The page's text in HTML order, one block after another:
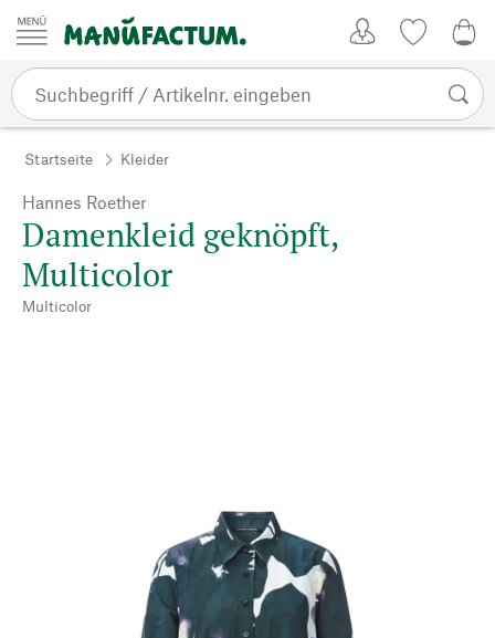
Zum Inhalt springen
Startseite Kleider
Hannes Roether
Damenkleid geknöpft,
Multicolor
Multicolor